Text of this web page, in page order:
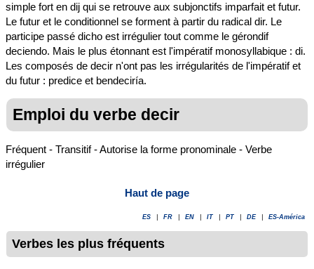
simple fort en dij qui se retrouve aux subjonctifs imparfait et futur.
Le futur et le conditionnel se forment à partir du radical dir. Le
participe passé dicho est irrégulier tout comme le gérondif
deciendo. Mais le plus étonnant est l'impératif monosyllabique : di.
Les composés de decir n'ont pas les irrégularités de l'impératif et
du futur : predice et bendeciría.
Emploi du verbe decir
Fréquent - Transitif - Autorise la forme pronominale - Verbe
irrégulier
Haut de page
ES FR EN IT PT DE ES-América
Verbes les plus fréquents